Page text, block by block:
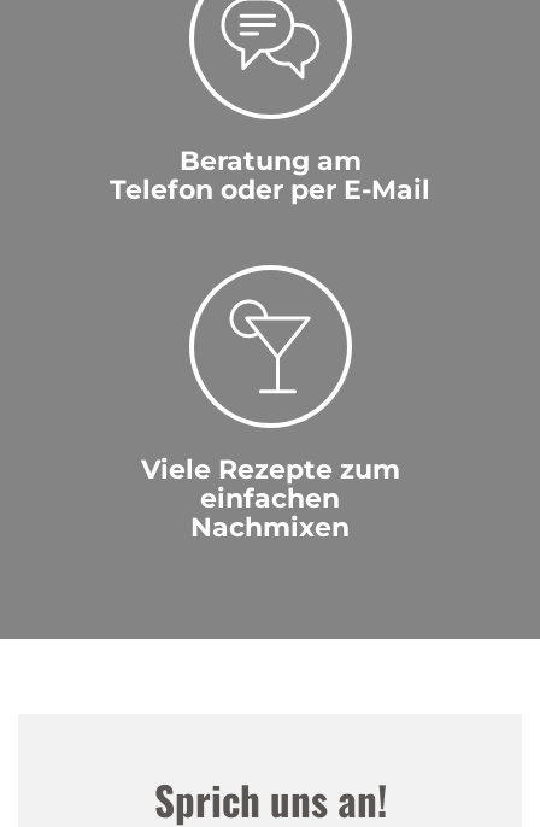
Beratung am
Telefon oder per E-Mail
Viele Rezepte zum
einfachen
Nachmixen
Sprich uns an!